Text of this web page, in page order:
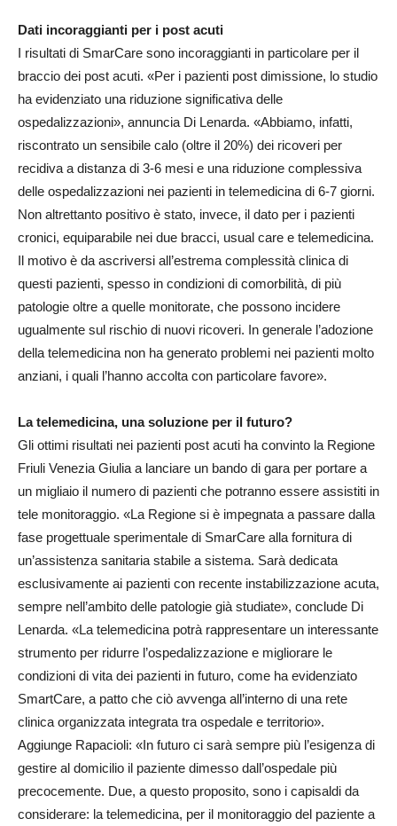
Dati incoraggianti per i post acuti
I risultati di SmarCare sono incoraggianti in particolare per il
braccio dei post acuti. «Per i pazienti post dimissione, lo studio
ha evidenziato una riduzione significativa delle
ospedalizzazioni», annuncia Di Lenarda. «Abbiamo, infatti,
riscontrato un sensibile calo (oltre il 20%) dei ricoveri per
recidiva a distanza di 3-6 mesi e una riduzione complessiva
delle ospedalizzazioni nei pazienti in telemedicina di 6-7 giorni.
Non altrettanto positivo è stato, invece, il dato per i pazienti
cronici, equiparabile nei due bracci, usual care e telemedicina.
Il motivo è da ascriversi all’estrema complessità clinica di
questi pazienti, spesso in condizioni di comorbilità, di più
patologie oltre a quelle monitorate, che possono incidere
ugualmente sul rischio di nuovi ricoveri. In generale l’adozione
della telemedicina non ha generato problemi nei pazienti molto
anziani, i quali l’hanno accolta con particolare favore».
La telemedicina, una soluzione per il futuro?
Gli ottimi risultati nei pazienti post acuti ha convinto la Regione
Friuli Venezia Giulia a lanciare un bando di gara per portare a
un migliaio il numero di pazienti che potranno essere assistiti in
tele monitoraggio. «La Regione si è impegnata a passare dalla
fase progettuale sperimentale di SmarCare alla fornitura di
un’assistenza sanitaria stabile a sistema. Sarà dedicata
esclusivamente ai pazienti con recente instabilizzazione acuta,
sempre nell’ambito delle patologie già studiate», conclude Di
Lenarda. «La telemedicina potrà rappresentare un interessante
strumento per ridurre l’ospedalizzazione e migliorare le
condizioni di vita dei pazienti in futuro, come ha evidenziato
SmartCare, a patto che ciò avvenga all’interno di una rete
clinica organizzata integrata tra ospedale e territorio».
Aggiunge Rapacioli: «In futuro ci sarà sempre più l’esigenza di
gestire al domicilio il paziente dimesso dall’ospedale più
precocemente. Due, a questo proposito, sono i capisaldi da
considerare: la telemedicina, per il monitoraggio del paziente a